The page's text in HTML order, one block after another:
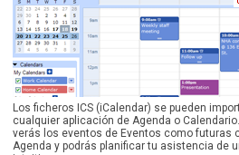
Los ficheros ICS (iCalendar) se pueden
cualquier aplicación de Agenda o
verás los eventos de Eventos como futuras
Agenda y podrás planificar tu asistencia de